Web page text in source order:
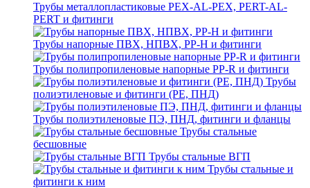
Трубы металлопластиковые PEX-AL-PEX, PERT-AL-
PERT и фитинги
Трубы напорные ПВХ, НПВХ, PP-H и фитинги
Трубы полипропиленовые напорные PP-R и фитинги
Трубы
полиэтиленовые и фитинги (PE, ПНД)
Трубы полиэтиленовые ПЭ, ПНД, фитинги и фланцы
Трубы стальные
бесшовные
Трубы стальные ВГП
Трубы стальные и
фитинги к ним